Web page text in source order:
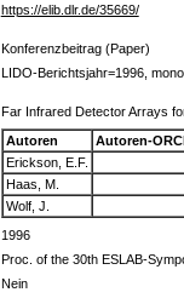
https://elib.dlr.de/35669/
Konferenzbeitrag (Paper)
LIDO-Berichtsjahr=1996,
Far Infrared Detector Arrays
Autoren
Autoren-
Erickson, E.F.
Haas, M.
Wolf, J.
1996
Proc. of the 30th ESLAB-
Nein